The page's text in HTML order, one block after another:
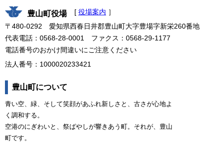
豊山町役場 [ 役場案内 ］
〒480-0292 愛知県西春日井郡豊山町大字豊場字新栄260番地
代表電話：0568-28-0001 ファクス：0568-29-1177
電話番号のおかけ間違いにご注意ください
法人番号：1000020233421
豊山町について
青い空、緑、そして笑顔があふれ新しさと、古さが心地よ
く調和する。
空港のにぎわいと、祭ばやしが響きあう町。それが、豊山
町です。